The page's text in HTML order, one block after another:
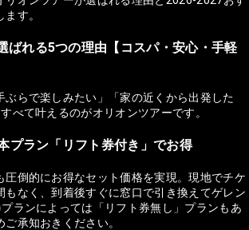
す。
ばれる5つの理由【コスパ・安心・手軽
ぶらで楽しみたい」「家の近くから出発した
べて叶えるのがオリオンツアーです。
プラン「リフト券付き」でお得
圧倒的にお得なセット価格を実現。現地でチケ
もなく、到着後すぐに窓口で引き換えてゲレン
ランによっては「リフト券無し」プランもあ
承知おきください。